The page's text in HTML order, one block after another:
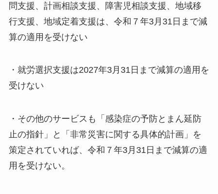
問支援、計画相談支援、障害児相談支援、地域移
行支援、地域定着支援は、令和７年3月31日まで減
算の適用を受けない
・就労選択支援は2027年3月31日まで減算の適用を
受けない
・その他のサービスも「感染症の予防とまん延防
止の指針」と「非常災害に関する具体的計画」を
策定されていれば、令和７年3月31日まで減算の適
用を受けない。